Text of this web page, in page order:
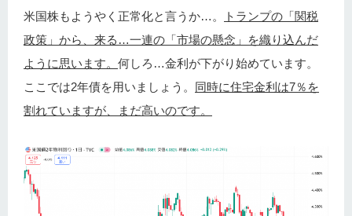
米国株もようやく正常化と言うか…。
トランプの「関税
政策」から、来る…一連の「市場の懸念」を織り込んだ
ように思います。 何しろ…金利が下がり始めています。
ここでは2年債を用いましょう。 同時に住宅金利は7％を
割れていますが、まだ高いのです。